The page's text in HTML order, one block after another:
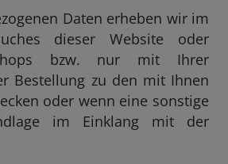
Daten erheben wir im
dieser Website oder
bzw. nur mit Ihrer
Bestellung zu den mit Ihnen
oder wenn eine sonstige
im Einklang mit der